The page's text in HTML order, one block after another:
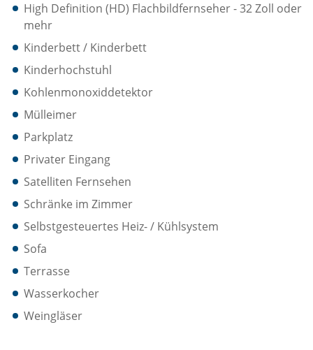
High Definition (HD) Flachbildfernseher - 32 Zoll oder
mehr
Kinderbett / Kinderbett
Kinderhochstuhl
Kohlenmonoxiddetektor
Mülleimer
Parkplatz
Privater Eingang
Satelliten Fernsehen
Schränke im Zimmer
Selbstgesteuertes Heiz- / Kühlsystem
Sofa
Terrasse
Wasserkocher
Weingläser